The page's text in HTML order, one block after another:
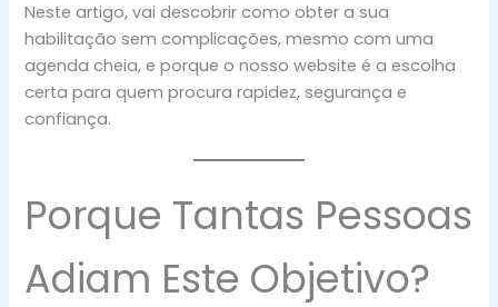
Neste artigo, vai descobrir como obter a sua
habilitação sem complicações, mesmo com uma
agenda cheia, e porque o nosso website é a escolha
certa para quem procura rapidez, segurança e
confiança.
Porque Tantas Pessoas
Adiam Este Objetivo?